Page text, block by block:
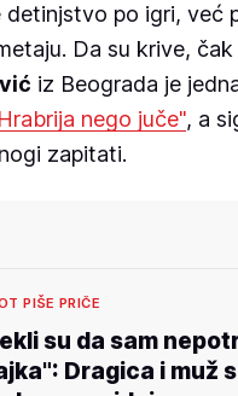
po igri, već
Da su krive,
iz Beograda je
nego juče", a
zapitati.
PIŠE PRIČE
su da sam
Dragica i muž